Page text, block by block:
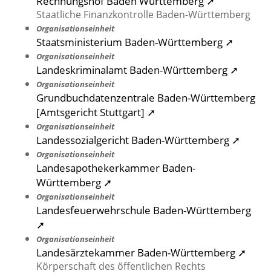
Staatliche Finanzkontrolle Baden-Württemberg
Organisationseinheit
Staatsministerium Baden-Württemberg ➚
Organisationseinheit
Landeskriminalamt Baden-Württemberg ➚
Organisationseinheit
Grundbuchdatenzentrale Baden-Württemberg
[Amtsgericht Stuttgart] ➚
Organisationseinheit
Landessozialgericht Baden-Württemberg ➚
Organisationseinheit
Landesapothekerkammer Baden-
Württemberg ➚
Organisationseinheit
Landesfeuerwehrschule Baden-Württemberg
➚
Organisationseinheit
Landesärztekammer Baden-Württemberg ➚
Körperschaft des öffentlichen Rechts